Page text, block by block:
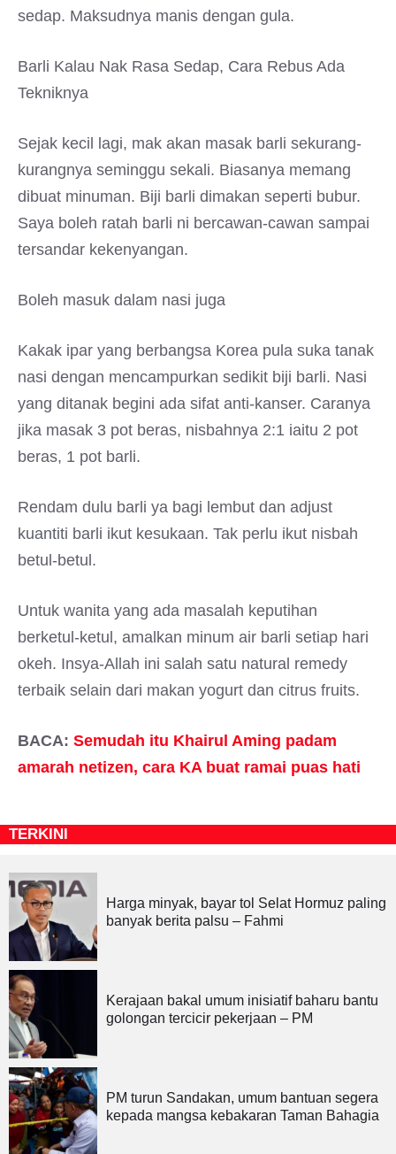
sedap. Maksudnya manis dengan gula.
Barli Kalau Nak Rasa Sedap, Cara Rebus Ada
Tekniknya
Sejak kecil lagi, mak akan masak barli sekurang-
kurangnya seminggu sekali. Biasanya memang
dibuat minuman. Biji barli dimakan seperti bubur.
Saya boleh ratah barli ni bercawan-cawan sampai
tersandar kekenyangan.
Boleh masuk dalam nasi juga
Kakak ipar yang berbangsa Korea pula suka tanak
nasi dengan mencampurkan sedikit biji barli. Nasi
yang ditanak begini ada sifat anti-kanser. Caranya
jika masak 3 pot beras, nisbahnya 2:1 iaitu 2 pot
beras, 1 pot barli.
Rendam dulu barli ya bagi lembut dan adjust
kuantiti barli ikut kesukaan. Tak perlu ikut nisbah
betul-betul.
Untuk wanita yang ada masalah keputihan
berketul-ketul, amalkan minum air barli setiap hari
okeh. Insya-Allah ini salah satu natural remedy
terbaik selain dari makan yogurt dan citrus fruits.
BACA: Semudah itu Khairul Aming padam
amarah netizen, cara KA buat ramai puas hati
TERKINI
Harga minyak, bayar tol Selat Hormuz paling
banyak berita palsu – Fahmi
Kerajaan bakal umum inisiatif baharu bantu
golongan tercicir pekerjaan – PM
PM turun Sandakan, umum bantuan segera
kepada mangsa kebakaran Taman Bahagia